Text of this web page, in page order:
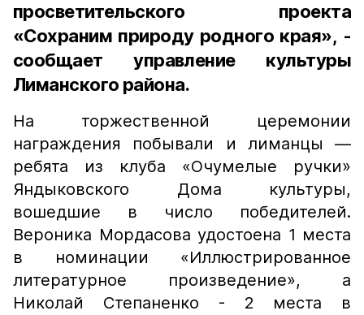
просветительского проекта
«Сохраним природу родного края», -
сообщает управление культуры
Лиманского района.
На торжественной церемонии
награждения побывали и лиманцы —
ребята из клуба «Очумелые ручки»
Яндыковского Дома культуры,
вошедшие в число победителей.
Вероника Мордасова удостоена 1 места
в номинации «Иллюстрированное
литературное произведение», а
Николай Степаненко - 2 места в